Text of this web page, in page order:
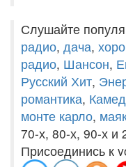
Слушайте
радио, дача,
радио, Шансон,
Русский Хит,
романтика,
монте карло,
70-х, 80-х, 90-х и
Присоединись к